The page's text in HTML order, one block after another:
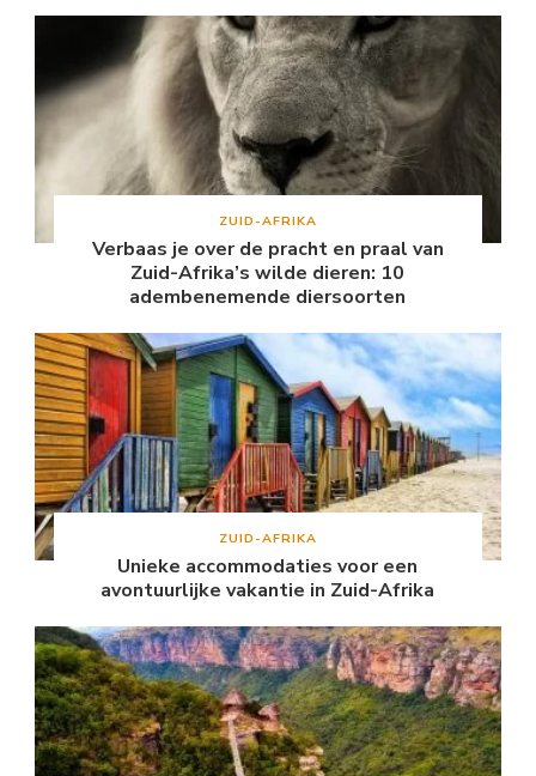
ZUID-AFRIKA
Verbaas je over de pracht en praal van
Zuid-Afrika’s wilde dieren: 10
adembenemende diersoorten
ZUID-AFRIKA
Unieke accommodaties voor een
avontuurlijke vakantie in Zuid-Afrika